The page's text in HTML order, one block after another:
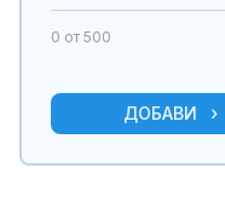
0 от 500
ДОБАВИ